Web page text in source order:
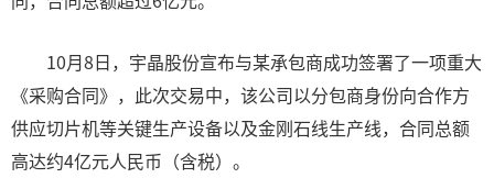
10月8日，宇晶股份宣布与某承包商成功签署了一项重大
《采购合同》，此次交易中，该公司以分包商身份向合作方
供应切片机等关键生产设备以及金刚石线生产线，合同总额
高达约4亿元人民币（含税）。